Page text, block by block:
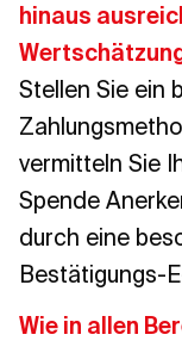
hinaus
Stellen Sie ein
vermitteln Sie
Spende
durch eine
Bestätigungs-
Wie in allen